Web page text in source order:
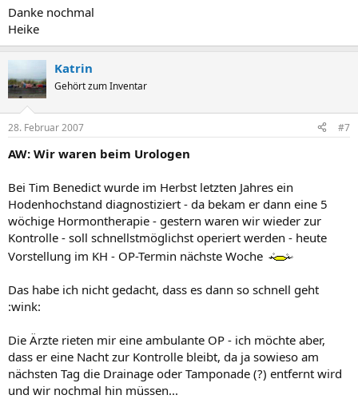
Danke nochmal
Heike
Katrin
Gehört zum Inventar
28. Februar 2007 #7
AW: Wir waren beim Urologen
Bei Tim Benedict wurde im Herbst letzten Jahres ein
Hodenhochstand diagnostiziert - da bekam er dann eine 5
wöchige Hormontherapie - gestern waren wir wieder zur
Kontrolle - soll schnellstmöglichst operiert werden - heute
Vorstellung im KH - OP-Termin nächste Woche
Das habe ich nicht gedacht, dass es dann so schnell geht
:wink:
Die Ärzte rieten mir eine ambulante OP - ich möchte aber,
dass er eine Nacht zur Kontrolle bleibt, da ja sowieso am
nächsten Tag die Drainage oder Tamponade (?) entfernt wird
und wir nochmal hin müssen...